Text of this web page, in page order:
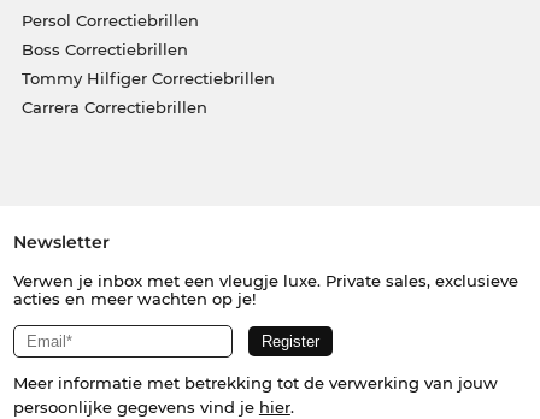
Persol Correctiebrillen
Boss Correctiebrillen
Tommy Hilfiger Correctiebrillen
Carrera Correctiebrillen
Newsletter
Verwen je inbox met een vleugje luxe. Private sales, exclusieve
acties en meer wachten op je!
Meer informatie met betrekking tot de verwerking van jouw
persoonlijke gegevens vind je hier.